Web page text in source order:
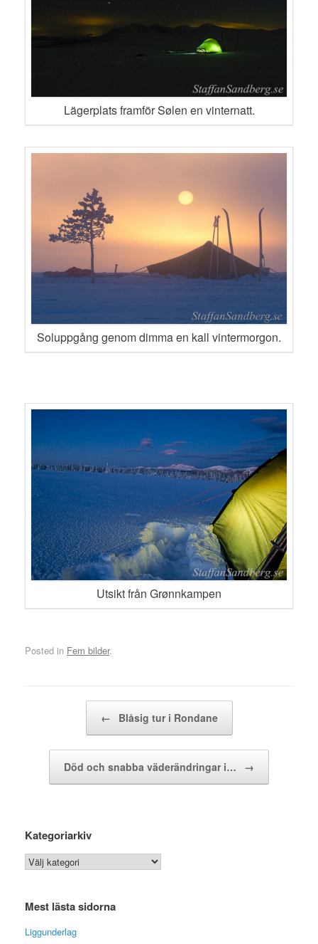
Lägerplats framför Sølen en vinternatt.
Soluppgång genom dimma en kall vintermorgon.
Utsikt från Grønnkampen
Posted in Fem bilder.
← Blåsig tur i Rondane
Död och snabba väderändringar i… →
Kategoriarkiv
Kategoriarkiv
Mest lästa sidorna
Liggunderlag